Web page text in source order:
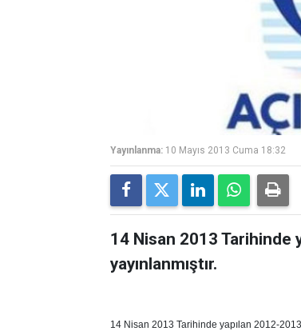
Yayınlanma: 10 Mayıs 2013 Cuma 18:32
14 Nisan 2013 Tarihinde
yayınlanmıştır.
14 Nisan 2013 Tarihinde yapılan 2012-